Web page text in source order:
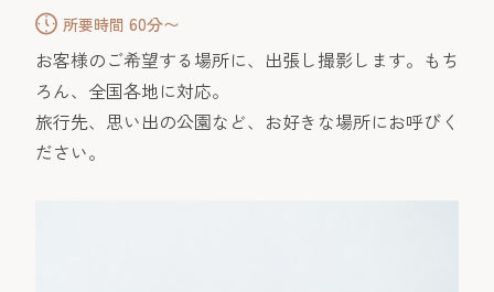
所要時間 60分〜
お客様のご希望する場所に、出張し撮影します。もち
ろん、全国各地に対応。
旅行先、思い出の公園など、お好きな場所にお呼びく
ださい。